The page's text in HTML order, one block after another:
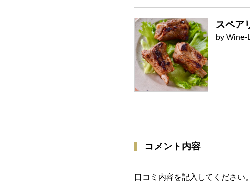
スペア
by Wine-
コメント内容
口コミ内容を記入してください。